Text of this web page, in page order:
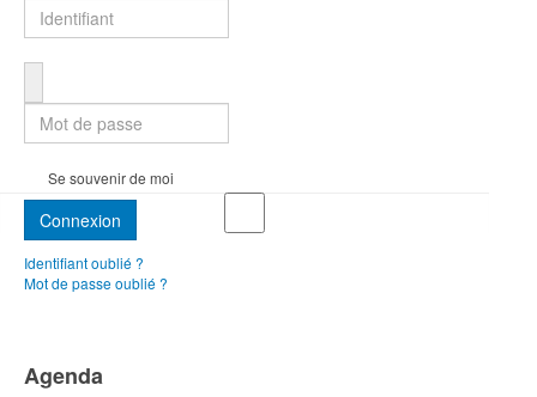
Se souvenir de moi
Connexion
Identifiant oublié ?
Mot de passe oublié ?
Agenda